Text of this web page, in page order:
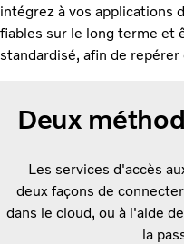
intégrez à vos applications
fiables sur le long terme et
standardisé, afin de
Deux
Les services d'accès
deux façons de
dans le cloud, ou à l'aide
la